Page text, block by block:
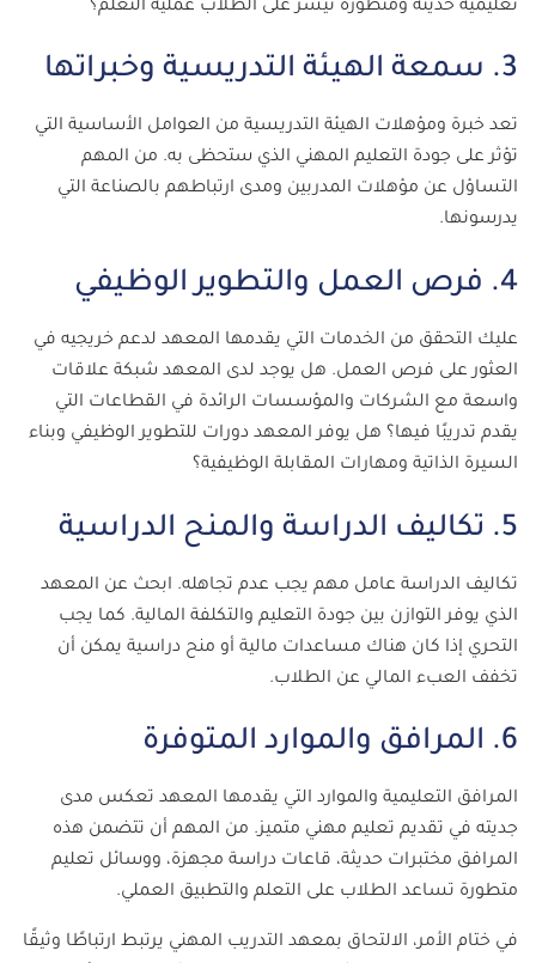
تعليمية حديثة ومتطورة تيسر على الطلاب عملية التعلم؟
3. سمعة الهيئة التدريسية وخبراتها
تعد خبرة ومؤهلات الهيئة التدريسية من العوامل الأساسية التي
تؤثر على جودة التعليم المهني الذي ستحظى به. من المهم
التساؤل عن مؤهلات المدربين ومدى ارتباطهم بالصناعة التي
يدرسونها.
4. فرص العمل والتطوير الوظيفي
عليك التحقق من الخدمات التي يقدمها المعهد لدعم خريجيه في
العثور على فرص العمل. هل يوجد لدى المعهد شبكة علاقات
واسعة مع الشركات والمؤسسات الرائدة في القطاعات التي
يقدم تدريبًا فيها؟ هل يوفر المعهد دورات للتطوير الوظيفي وبناء
السيرة الذاتية ومهارات المقابلة الوظيفية؟
5. تكاليف الدراسة والمنح الدراسية
تكاليف الدراسة عامل مهم يجب عدم تجاهله. ابحث عن المعهد
الذي يوفر التوازن بين جودة التعليم والتكلفة المالية. كما يجب
التحري إذا كان هناك مساعدات مالية أو منح دراسية يمكن أن
تخفف العبء المالي عن الطلاب.
6. المرافق والموارد المتوفرة
المرافق التعليمية والموارد التي يقدمها المعهد تعكس مدى
جديته في تقديم تعليم مهني متميز. من المهم أن تتضمن هذه
المرافق مختبرات حديثة، قاعات دراسة مجهزة، ووسائل تعليم
متطورة تساعد الطلاب على التعلم والتطبيق العملي.
في ختام الأمر، الالتحاق بمعهد التدريب المهني يرتبط ارتباطًا وثيقًا